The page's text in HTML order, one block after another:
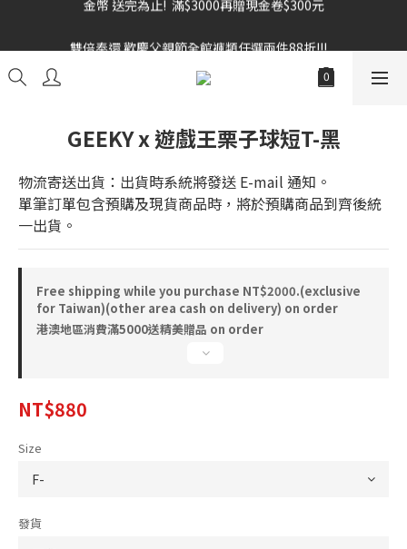
GEEKY x 遊戲王栗子球短T-黑
物流寄送出貨：出貨時系統將發送 E-mail 通知。
單筆訂單包含預購及現貨商品時，將於預購商品到齊後統
一出貨。
Free shipping while you purchase NT$2000.(exclusive
for Taiwan)(other area cash on delivery) on order
港澳地區消費滿5000送精美贈品 on order
NT$880
Size
發貨